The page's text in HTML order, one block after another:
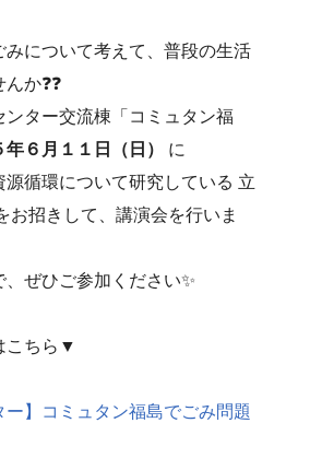
みについて考えて、普段の生活
か❓❓
ンター交流棟「コミュタン福
年６月１１日（日）
に
源循環について研究している 立
招きして、講演会を行いま
、ぜひご参加ください✨
こちら▼
ー】コミュタン福島でごみ問題